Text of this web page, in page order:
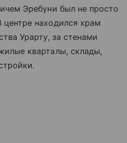
Эребуни был не просто
находился храм
Урарту, за стенами
кварталы, склады,